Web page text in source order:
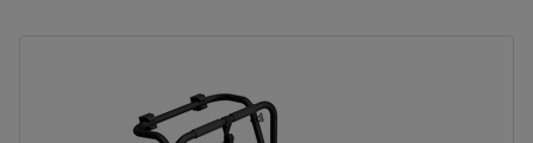
Nosnost nosiče jízdních kol:
45 kg
univerzální montážní systém
kompatibilní se všemi typy karoserií